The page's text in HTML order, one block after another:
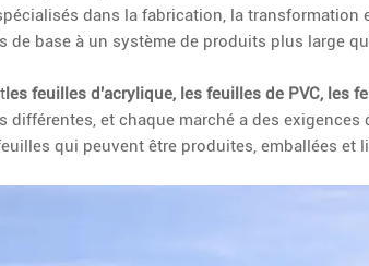
dans la fabrication, la
de base à un système de produits plus large
les feuilles d'acrylique, les feuilles de PVC, les
différentes, et chaque marché a des
qui peuvent être produites, emballées et